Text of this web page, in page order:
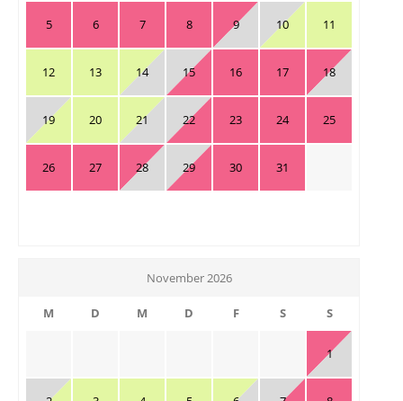
5 6 7 8 9 10 11
12 13 14 15 16 17 18
19 20 21 22 23 24 25
26 27 28 29 30 31
November 2026
M D M D F S S
1